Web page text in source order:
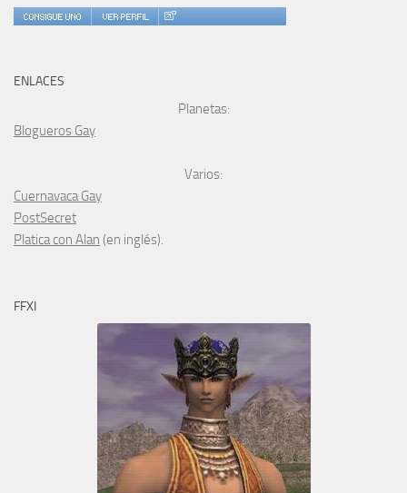
ENLACES
Planetas:
Blogueros Gay
Varios:
Cuernavaca Gay
PostSecret
Platica con Alan (en inglés).
FFXI